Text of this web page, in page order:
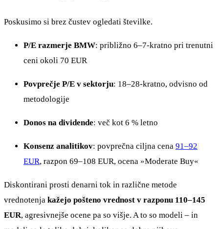
Poskusimo si brez čustev ogledati številke.
P/E razmerje BMW: približno 6–7-kratno pri trenutni
ceni okoli 70 EUR
Povprečje P/E v sektorju: 18–28-kratno, odvisno od
metodologije
Donos na dividende: več kot 6 % letno
Konsenz analitikov: povprečna ciljna cena 91–92
EUR, razpon 69–108 EUR, ocena »Moderate Buy«
Diskontirani prosti denarni tok in različne metode
vrednotenja kažejo pošteno vrednost v razponu 110–145
EUR, agresivnejše ocene pa so višje. A to so modeli – in